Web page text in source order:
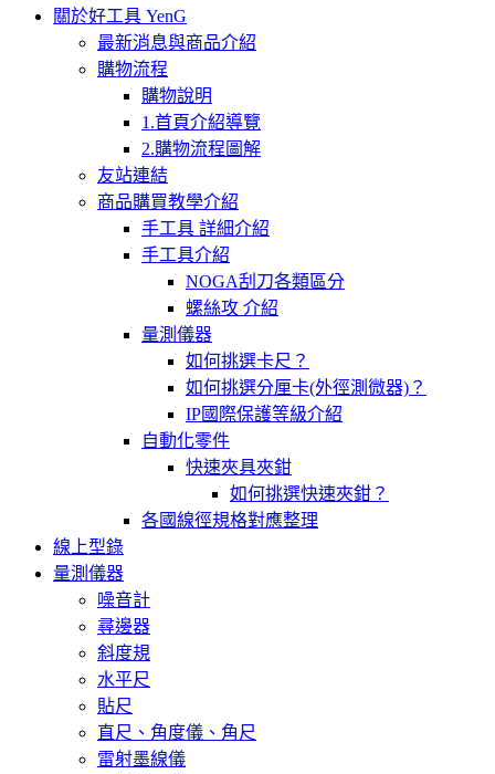
關於好工具 YenG
最新消息與商品介紹
購物流程
購物說明
1.首頁介紹導覽
2.購物流程圖解
友站連結
商品購買教學介紹
手工具 詳細介紹
手工具介紹
NOGA刮刀各類區分
螺絲攻 介紹
量測儀器
如何挑選卡尺？
如何挑選分厘卡(外徑測微器)？
IP國際保護等級介紹
自動化零件
快速夾具夾鉗
如何挑選快速夾鉗？
各國線徑規格對應整理
線上型錄
量測儀器
噪音計
尋邊器
斜度規
水平尺
貼尺
直尺、角度儀、角尺
雷射墨線儀